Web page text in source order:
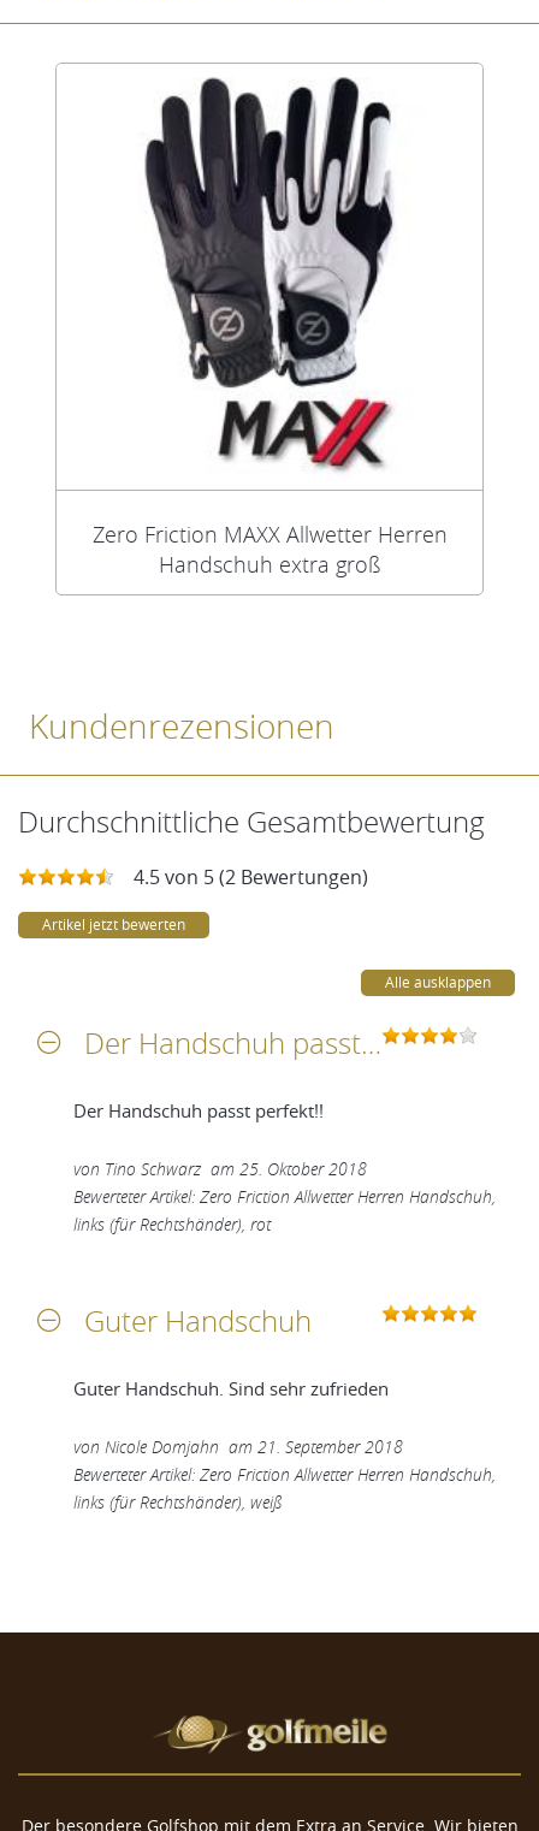
Zero Friction MAXX Allwetter Herren
Handschuh extra groß
Kundenrezensionen
Durchschnittliche Gesamtbewertung
4.5 von 5 (2 Bewertungen)
Artikel jetzt bewerten
Alle ausklappen
Der Handschuh passt perfekt!!
Der Handschuh passt perfekt!!
von Tino Schwarz am 25. Oktober 2018
Bewerteter Artikel: Zero Friction Allwetter Herren Handschuh,
links (für Rechtshänder), rot
Guter Handschuh
Guter Handschuh. Sind sehr zufrieden
von Nicole Domjahn am 21. September 2018
Bewerteter Artikel: Zero Friction Allwetter Herren Handschuh,
links (für Rechtshänder), weiß
Der besondere Golfshop mit dem Extra an Service. Wir bieten